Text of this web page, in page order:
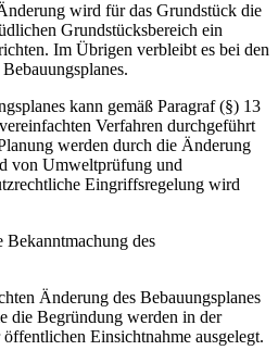
wird für das Grundstück die
Grundstücksbereich ein
Im Übrigen verbleibt es bei den
kann gemäß Paragraf (§) 13
Verfahren durchgeführt
werden durch die Änderung
von Umweltprüfung und
Eingriffsregelung wird
des
Änderung des Bebauungsplanes
die Begründung werden in der
Einsichtnahme ausgelegt.